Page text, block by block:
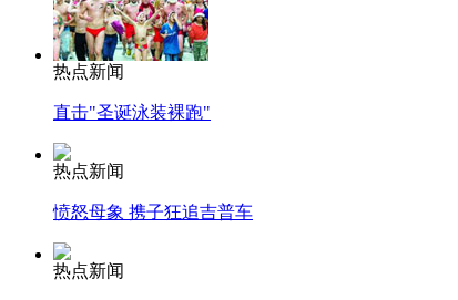
热点新闻
直击"圣诞泳装裸跑"
热点新闻
愤怒母象 携子狂追吉普车
热点新闻